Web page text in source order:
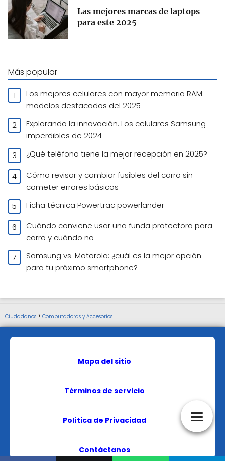
Las mejores marcas de laptops
para este 2025
Más popular
Los mejores celulares con mayor memoria RAM:
modelos destacados del 2025
Explorando la innovación. Los celulares Samsung
imperdibles de 2024
¿Qué teléfono tiene la mejor recepción en 2025?
Cómo revisar y cambiar fusibles del carro sin
cometer errores básicos
Ficha técnica Powertrac powerlander
Cuándo conviene usar una funda protectora para
carro y cuándo no
Samsung vs. Motorola: ¿cuál es la mejor opción
para tu próximo smartphone?
Ciudadanos Computadoras y Accesorios
Mapa del sitio
Términos de servicio
Política de Privacidad
Contáctanos